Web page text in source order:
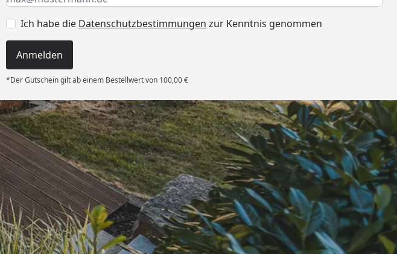
Ich habe die Datenschutzbestimmungen zur Kenntnis genommen
Anmelden
*Der Gutschein gilt ab einem Bestellwert von 100,00 €
Versand